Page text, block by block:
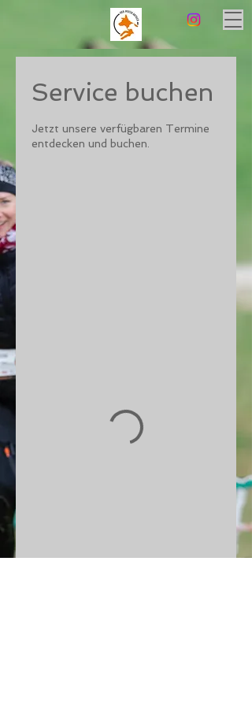
Service buchen
Jetzt unsere verfügbaren Termine
entdecken und buchen.